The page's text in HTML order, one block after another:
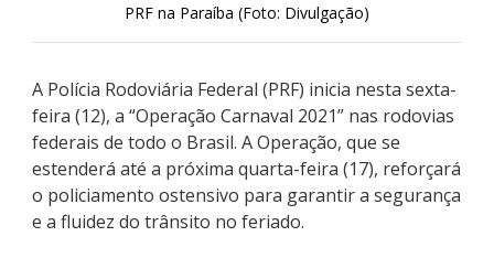
PRF na Paraíba (Foto: Divulgação)
A Polícia Rodoviária Federal (PRF) inicia nesta sexta-
feira (12), a “Operação Carnaval 2021” nas rodovias
federais de todo o Brasil. A Operação, que se
estenderá até a próxima quarta-feira (17), reforçará
o policiamento ostensivo para garantir a segurança
e a fluidez do trânsito no feriado.